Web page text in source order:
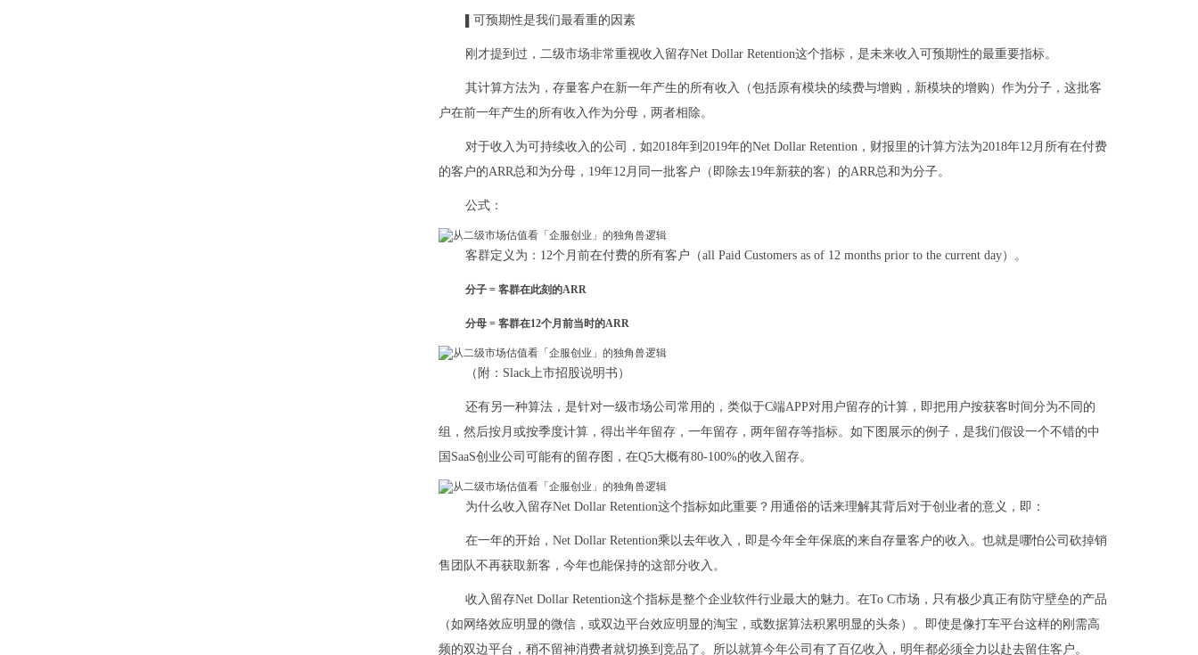
可预期性是我们最看重的因素
刚才提到过，二级市场非常重视收入留存Net Dollar Retention这个指标，是未来收入可预期性的最重要指标。
其计算方法为，存量客户在新一年产生的所有收入（包括原有模块的续费与增购，新模块的增购）作为分子，这批客
户在前一年产生的所有收入作为分母，两者相除。
对于收入为可持续收入的公司，如2018年到2019年的Net Dollar Retention，财报里的计算方法为2018年12月所有在付费
的客户的ARR总和为分母，19年12月同一批客户（即除去19年新获的客）的ARR总和为分子。
公式：
客群定义为：12个月前在付费的所有客户（all Paid Customers as of 12 months prior to the current day）。
分子 = 客群在此刻的ARR
分母 = 客群在12个月前当时的ARR
（附：Slack上市招股说明书）
还有另一种算法，是针对一级市场公司常用的，类似于C端APP对用户留存的计算，即把用户按获客时间分为不同的
组，然后按月或按季度计算，得出半年留存，一年留存，两年留存等指标。如下图展示的例子，是我们假设一个不错的中
国SaaS创业公司可能有的留存图，在Q5大概有80-100%的收入留存。
为什么收入留存Net Dollar Retention这个指标如此重要？用通俗的话来理解其背后对于创业者的意义，即：
在一年的开始，Net Dollar Retention乘以去年收入，即是今年全年保底的来自存量客户的收入。也就是哪怕公司砍掉销
售团队不再获取新客，今年也能保持的这部分收入。
收入留存Net Dollar Retention这个指标是整个企业软件行业最大的魅力。在To C市场，只有极少真正有防守壁垒的产品
（如网络效应明显的微信，或双边平台效应明显的淘宝，或数据算法积累明显的头条）。即使是像打车平台这样的刚需高
频的双边平台，稍不留神消费者就切换到竞品了。所以就算今年公司有了百亿收入，明年都必须全力以赴去留住客户。